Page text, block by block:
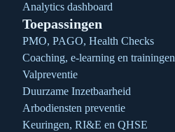
Analytics dashboard
Toepassingen
PMO, PAGO, Health Checks
Coaching, e-learning en trainingen
Valpreventie
Duurzame Inzetbaarheid
Arbodiensten preventie
Keuringen, RI&E en QHSE